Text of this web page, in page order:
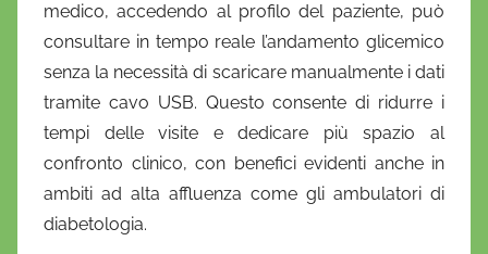
medico, accedendo al profilo del paziente, può
consultare in tempo reale l’andamento glicemico
senza la necessità di scaricare manualmente i dati
tramite cavo USB. Questo consente di ridurre i
tempi delle visite e dedicare più spazio al
confronto clinico, con benefici evidenti anche in
ambiti ad alta affluenza come gli ambulatori di
diabetologia.